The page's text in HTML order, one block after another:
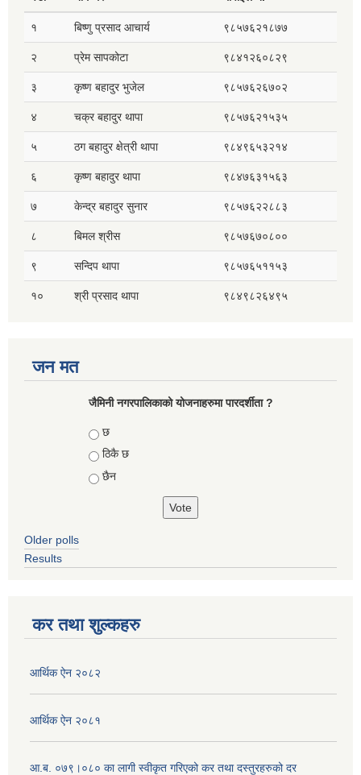
१ बिष्णु प्रसाद आचार्य ९८५७६२१८७७
२ प्रेम सापकोटा ९८४१२६०८२९
३ कृष्ण बहादुर भुजेल ९८५७६२६७०२
४ चक्र बहादुर थापा ९८५७६२१५३५
५ ठग बहादुर क्षेत्री थापा ९८४९६५३२१४
६ कृष्ण बहादुर थापा ९८४७६३१५६३
७ केन्द्र बहादुर सुनार ९८५७६२२८८३
८ बिमल श्रीस ९८५७६७०८००
९ सन्दिप थापा ९८५७६५११५३
१० श्री प्रसाद थापा ९८४९८२६४९५
जन मत
जैमिनी नगरपालिकाको योजनाहरुमा पारदर्शीता ?
Choices
छ
ठिकै छ
छैन
Older polls
Results
कर तथा शुल्कहरु
आर्थिक ऐन २०८२
आर्थिक ऐन २०८१
आ.ब. ०७९।०८० का लागी स्वीकृत गरिएको कर तथा दस्तुरहरुको दर